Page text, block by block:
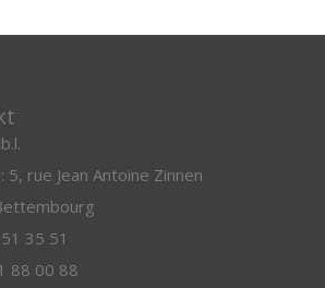
5, rue Jean Antoine Zinnen
35 51
88 00 88